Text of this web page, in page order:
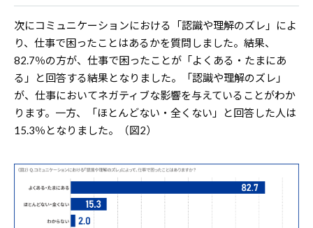
次にコミュニケーションにおける「認識や理解のズレ」によ
り、仕事で困ったことはあるかを質問しました。結果、
82.7％の方が、仕事で困ったことが「よくある・たまにあ
る」と回答する結果となりました。「認識や理解のズレ」
が、仕事においてネガティブな影響を与えていることがわか
ります。一方、「ほとんどない・全くない」と回答した人は
15.3％となりました。（図2）